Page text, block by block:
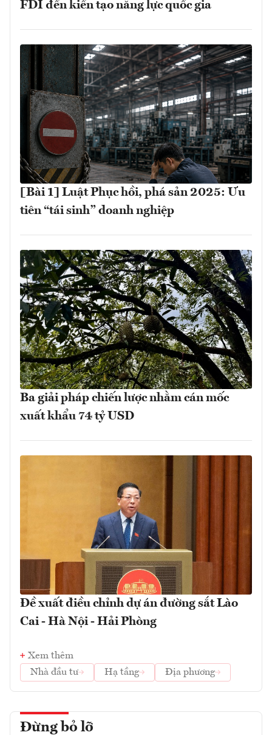
FDI đến kiến tạo năng lực quốc gia
[Bài 1] Luật Phục hồi, phá sản 2025: Ưu
tiên “tái sinh” doanh nghiệp
Ba giải pháp chiến lược nhằm cán mốc
xuất khẩu 74 tỷ USD
Đề xuất điều chỉnh dự án đường sắt Lào
Cai - Hà Nội - Hải Phòng
Xem thêm
Nhà đầu tư
Hạ tầng Địa phương
Đừng bỏ lỡ